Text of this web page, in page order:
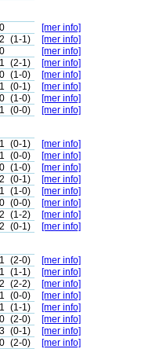
[mer info]
(1-1)
[mer info]
[mer info]
(2-1)
[mer info]
(1-0)
[mer info]
(0-1)
[mer info]
(1-0)
[mer info]
(0-0) [mer info]
(0-1)
[mer info]
(0-0)
[mer info]
(1-0)
[mer info]
(0-1)
[mer info]
(1-0)
[mer info]
(0-0)
[mer info]
(1-2)
[mer info]
(0-1) [mer info]
(2-0)
[mer info]
(1-1)
[mer info]
(2-2)
[mer info]
(0-0)
[mer info]
(1-1)
[mer info]
(2-0)
[mer info]
(0-1)
[mer info]
(2-0) [mer info]